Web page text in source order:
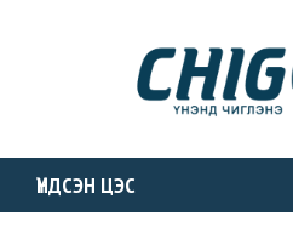
ҮНДСЭН ЦЭС